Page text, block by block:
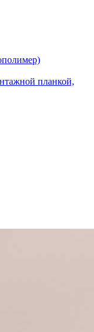
планкой,